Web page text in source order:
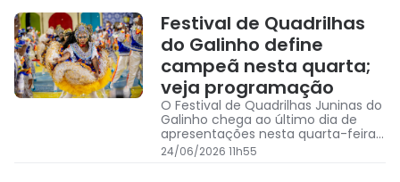
Festival de Quadrilhas
do Galinho define
campeã nesta quarta;
veja programação
O Festival de Quadrilhas Juninas do
Galinho chega ao último dia de
apresentações nesta quarta-feira
(24)
24/06/2026 11h55